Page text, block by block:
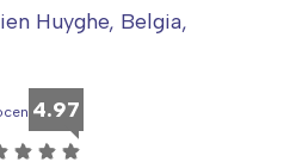
Huyghe, Belgia,
4.97
☆ ☆ ☆